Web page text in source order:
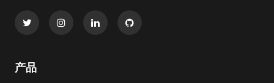
产品